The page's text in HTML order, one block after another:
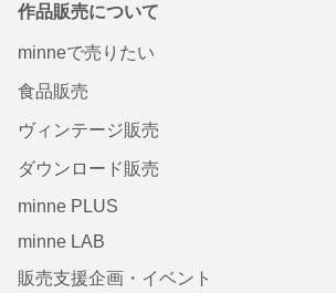
作品販売について
minneで売りたい
食品販売
ヴィンテージ販売
ダウンロード販売
minne PLUS
minne LAB
販売支援企画・イベント